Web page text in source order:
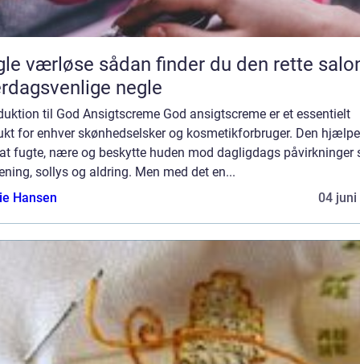
sådan finder du den rette salon til
negle
til God Ansigtscreme God ansigtscreme er et essentielt
for enhver skønhedselsker og kosmetikforbruger. Den
fugte, nære og beskytte huden mod dagligdags påvirkninger
sollys og aldring. Men med det en...
Hansen
04 juni